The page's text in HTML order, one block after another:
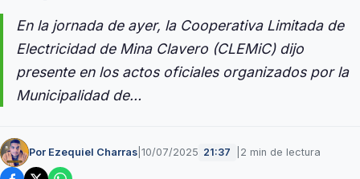
En la jornada de ayer, la Cooperativa Limitada de
Electricidad de Mina Clavero (CLEMiC) dijo
presente en los actos oficiales organizados por la
Municipalidad de…
Por Ezequiel Charras 10/07/2025 21:37 2 min de lectura